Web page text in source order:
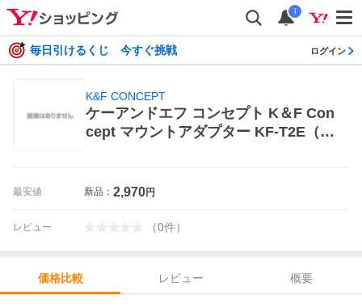
i
毎日引けるくじ 今すぐ挑戦 ログイン
K&F CONCEPT
ケーアンドエフ コンセプト K＆F Con
cept マウントアダプター KF-T2E（レ
最安値 新品： 2,970円
レビュー （0件）
価格比較 レビュー
概要